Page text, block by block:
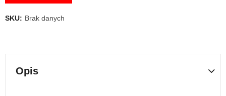
SKU: Brak danych
Opis